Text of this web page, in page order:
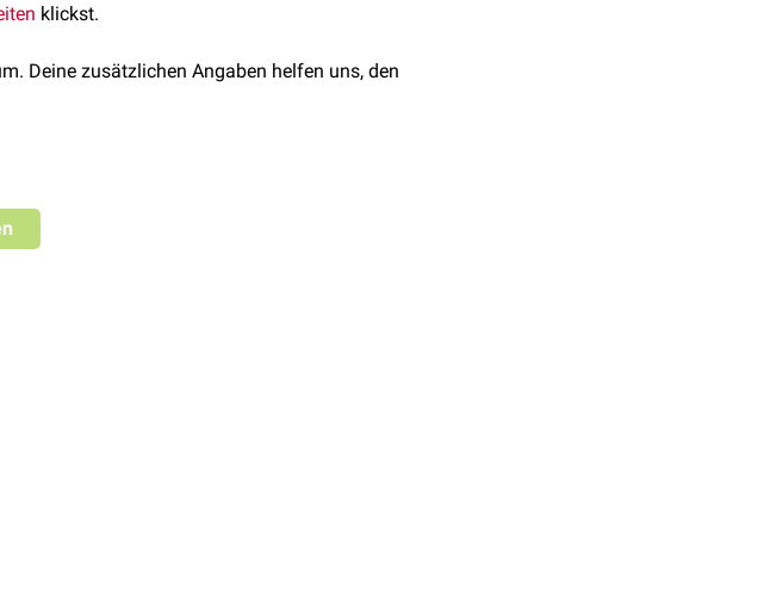
klickst.
Deine zusätzlichen Angaben helfen uns, den